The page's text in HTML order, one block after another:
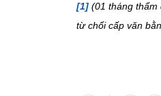
[1] (01 tháng thẩm
từ chối cấp văn